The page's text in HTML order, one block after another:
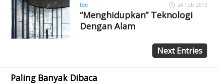
Ide 24 Feb 2015
“Menghidupkan” Teknologi
Dengan Alam
Next Entries
Paling Banyak Dibaca